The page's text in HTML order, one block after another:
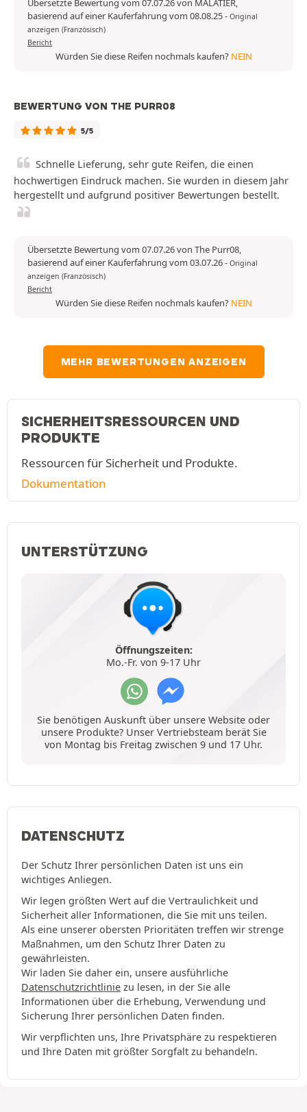
Übersetzte Bewertung vom 07.07.26 von MALATIER,
basierend auf einer Kauferfahrung vom 08.08.25- Original
anzeigen (Französisch)
Bericht
Würden Sie diese Reifen nochmals kaufen? NEIN
BEWERTUNG VON THE PURR08
5/5
Schnelle Lieferung, sehr gute Reifen, die einen
hochwertigen Eindruck machen. Sie wurden in diesem Jahr
hergestellt und aufgrund positiver Bewertungen bestellt.
Übersetzte Bewertung vom 07.07.26 von The Purr08,
basierend auf einer Kauferfahrung vom 03.07.26- Original
anzeigen (Französisch)
Bericht
Würden Sie diese Reifen nochmals kaufen? NEIN
MEHR BEWERTUNGEN ANZEIGEN
SICHERHEITSRESSOURCEN UND
PRODUKTE
Ressourcen für Sicherheit und Produkte.
Dokumentation
UNTERSTÜTZUNG
Öffnungszeiten:
Mo.-Fr. von 9-17 Uhr
Sie benötigen Auskunft über unsere Website oder
unsere Produkte? Unser Vertriebsteam berät Sie
von Montag bis Freitag zwischen 9 und 17 Uhr.
DATENSCHUTZ
Der Schutz Ihrer persönlichen Daten ist uns ein
wichtiges Anliegen.
Wir legen größten Wert auf die Vertraulichkeit und
Sicherheit aller Informationen, die Sie mit uns teilen.
Als eine unserer obersten Prioritäten treffen wir strenge
Maßnahmen, um den Schutz Ihrer Daten zu
gewährleisten.
Wir laden Sie daher ein, unsere ausführliche
Datenschutzrichtlinie zu lesen, in der Sie alle
Informationen über die Erhebung, Verwendung und
Sicherung Ihrer persönlichen Daten finden.
Wir verpflichten uns, Ihre Privatsphäre zu respektieren
und Ihre Daten mit größter Sorgfalt zu behandeln.